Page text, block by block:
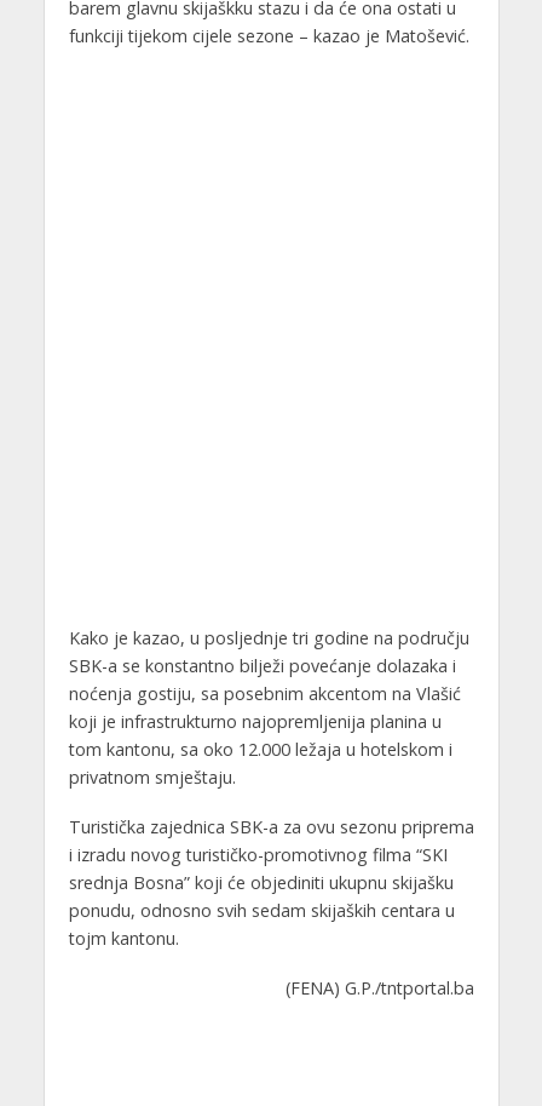
barem glavnu skijaškku stazu i da će ona ostati u
funkciji tijekom cijele sezone – kazao je Matošević.
Kako je kazao, u posljednje tri godine na području
SBK-a se konstantno bilježi povećanje dolazaka i
noćenja gostiju, sa posebnim akcentom na Vlašić
koji je infrastrukturno najopremljenija planina u
tom kantonu, sa oko 12.000 ležaja u hotelskom i
privatnom smještaju.
Turistička zajednica SBK-a za ovu sezonu priprema
i izradu novog turističko-promotivnog filma “SKI
srednja Bosna” koji će objediniti ukupnu skijašku
ponudu, odnosno svih sedam skijaških centara u
tojm kantonu.
(FENA) G.P./tntportal.ba